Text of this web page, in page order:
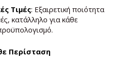
Τιμές: Εξαιρετική ποιότητα
κατάλληλο για κάθε
Περίσταση